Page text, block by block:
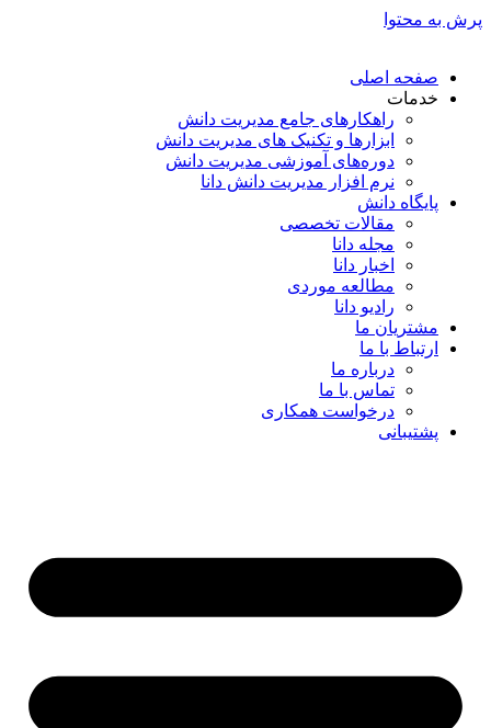
پرش به محتوا
صفحه اصلی
خدمات
راهکارهای جامع مدیریت دانش
ابزارها و تکنیک‌ های مدیریت دانش
دوره‌های آموزشی مدیریت دانش
نرم افزار مدیریت دانش دانا
پایگاه دانش
مقالات تخصصی
مجله دانا
اخبار دانا
مطالعه موردی
رادیو دانا
مشتریان ما
ارتباط با ما
درباره ما
تماس با ما
درخواست همکاری
پشتیبانی